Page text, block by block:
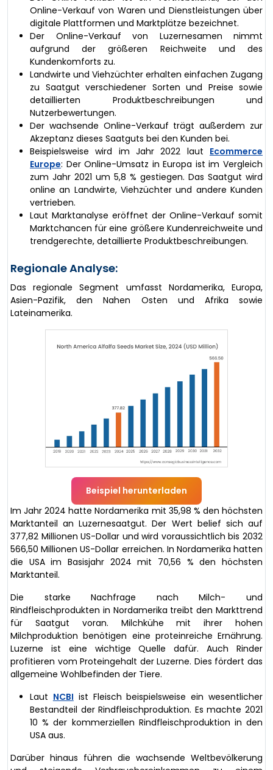
Online-Verkauf von Waren und Dienstleistungen über
digitale Plattformen und Marktplätze bezeichnet.
Der Online-Verkauf von Luzernesamen nimmt
aufgrund der größeren Reichweite und des
Kundenkomforts zu.
Landwirte und Viehzüchter erhalten einfachen Zugang
zu Saatgut verschiedener Sorten und Preise sowie
detaillierten Produktbeschreibungen und
Nutzerbewertungen.
Der wachsende Online-Verkauf trägt außerdem zur
Akzeptanz dieses Saatguts bei den Kunden bei.
Beispielsweise wird im Jahr 2022 laut Ecommerce
Europe: Der Online-Umsatz in Europa ist im Vergleich
zum Jahr 2021 um 5,8 % gestiegen. Das Saatgut wird
online an Landwirte, Viehzüchter und andere Kunden
vertrieben.
Laut Marktanalyse eröffnet der Online-Verkauf somit
Marktchancen für eine größere Kundenreichweite und
trendgerechte, detaillierte Produktbeschreibungen.
Regionale Analyse:
Das regionale Segment umfasst Nordamerika, Europa,
Asien-Pazifik, den Nahen Osten und Afrika sowie
Lateinamerika.
Beispiel herunterladen
Im Jahr 2024 hatte Nordamerika mit 35,98 % den höchsten
Marktanteil an Luzernesaatgut. Der Wert belief sich auf
377,82 Millionen US-Dollar und wird voraussichtlich bis 2032
566,50 Millionen US-Dollar erreichen. In Nordamerika hatten
die USA im Basisjahr 2024 mit 70,56 % den höchsten
Marktanteil.
Die starke Nachfrage nach Milch- und
Rindfleischprodukten in Nordamerika treibt den Markttrend
für Saatgut voran. Milchkühe mit ihrer hohen
Milchproduktion benötigen eine proteinreiche Ernährung.
Luzerne ist eine wichtige Quelle dafür. Auch Rinder
profitieren vom Proteingehalt der Luzerne. Dies fördert das
allgemeine Wohlbefinden der Tiere.
Laut NCBI ist Fleisch beispielsweise ein wesentlicher
Bestandteil der Rindfleischproduktion. Es machte 2021
10 % der kommerziellen Rindfleischproduktion in den
USA aus.
Darüber hinaus führen die wachsende Weltbevölkerung